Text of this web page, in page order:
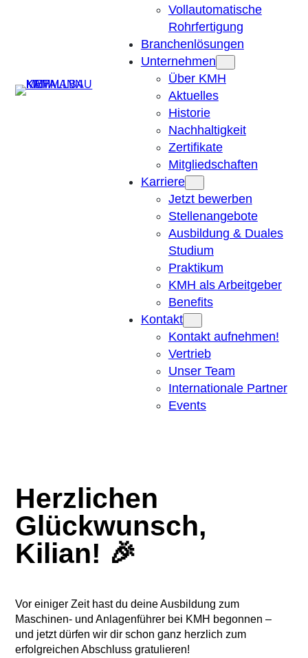
Vollautomatische
Rohrfertigung
Branchenlösungen
Unternehmen
Über KMH
Aktuelles
Historie
Nachhaltigkeit
Zertifikate
Mitgliedschaften
Karriere
Jetzt bewerben
Stellenangebote
Ausbildung & Duales
Studium
Praktikum
KMH als Arbeitgeber
Benefits
Kontakt
Kontakt aufnehmen!
Vertrieb
Unser Team
Internationale Partner
Events
Herzlichen
Glückwunsch,
Kilian! 🎉
Vor einiger Zeit hast du deine Ausbildung zum
Maschinen- und Anlagenführer bei KMH begonnen –
und jetzt dürfen wir dir schon ganz herzlich zum
erfolgreichen Abschluss gratulieren!